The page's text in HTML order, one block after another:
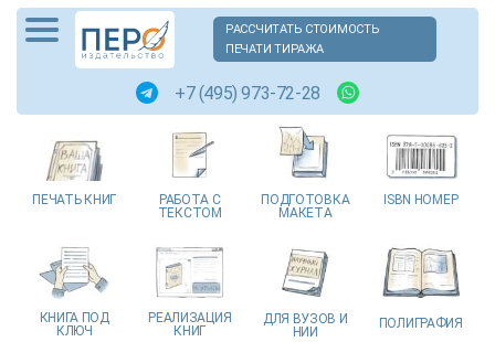
РАССЧИТАТЬ СТОИМОСТЬ
ПЕЧАТИ ТИРАЖА
+7 (495) 973-72-28
ПЕЧАТЬ КНИГ РАБОТА С
ТЕКСТОМ
ПОДГОТОВКА
МАКЕТА
ISBN НОМЕР
КНИГА ПОД
КЛЮЧ
РЕАЛИЗАЦИЯ
КНИГ
ДЛЯ ВУЗОВ И
НИИ
ПОЛИГРАФИЯ